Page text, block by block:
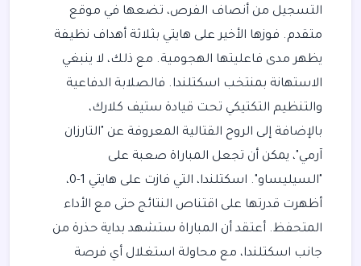
التسجيل من أنصاف الفرص، تضعها في موقع
متقدم. فوزها الأخير على هايتي بثلاثة أهداف نظيفة
يظهر مدى فاعليتها الهجومية. مع ذلك، لا ينبغي
الاستهانة بمنتخب اسكتلندا. فالصلابة الدفاعية
والتنظيم التكتيكي تحت قيادة ستيف كلارك،
بالإضافة إلى الروح القتالية المعروفة عن "التارزان
آرمي"، يمكن أن تجعل المباراة صعبة على
"السيليساو". اسكتلندا، التي فازت على هايتي 1-0،
أظهرت قدرتها على اقتناص النتائج حتى مع الأداء
المتحفظ. أعتقد أن المباراة ستشهد بداية حذرة من
جانب اسكتلندا، مع محاولة استغلال أي فرصة